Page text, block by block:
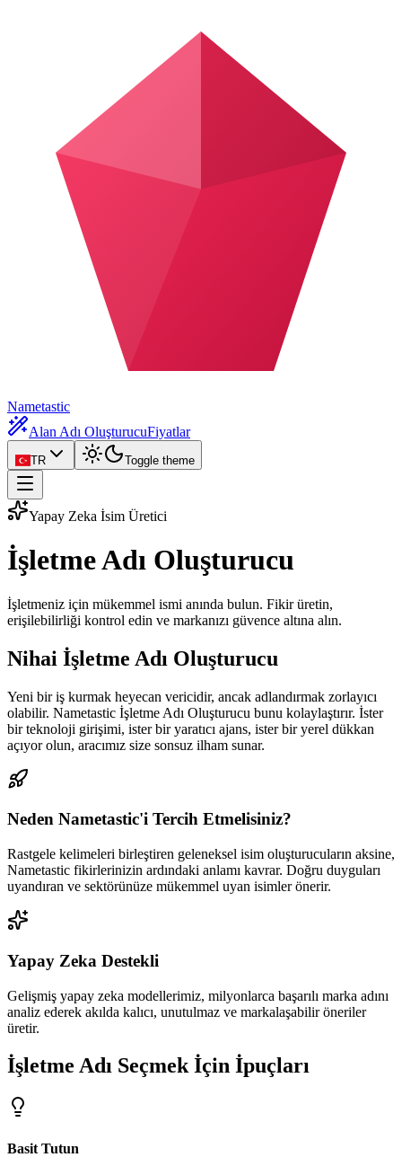
Nametastic
Alan Adı OluşturucuFiyatlar
TR Toggle theme
Yapay Zeka İsim Üretici
İşletme Adı Oluşturucu
İşletmeniz için mükemmel ismi anında bulun. Fikir üretin,
erişilebilirliği kontrol edin ve markanızı güvence altına alın.
Nihai İşletme Adı Oluşturucu
Yeni bir iş kurmak heyecan vericidir, ancak adlandırmak zorlayıcı
olabilir. Nametastic İşletme Adı Oluşturucu bunu kolaylaştırır. İster
bir teknoloji girişimi, ister bir yaratıcı ajans, ister bir yerel dükkan
açıyor olun, aracımız size sonsuz ilham sunar.
Neden Nametastic'i Tercih Etmelisiniz?
Rastgele kelimeleri birleştiren geleneksel isim oluşturucuların aksine,
Nametastic fikirlerinizin ardındaki anlamı kavrar. Doğru duyguları
uyandıran ve sektörünüze mükemmel uyan isimler önerir.
Yapay Zeka Destekli
Gelişmiş yapay zeka modellerimiz, milyonlarca başarılı marka adını
analiz ederek akılda kalıcı, unutulmaz ve markalaşabilir öneriler
üretir.
İşletme Adı Seçmek İçin İpuçları
Basit Tutun